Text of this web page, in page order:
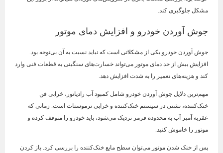
مشکل جلوگیری کند.
جوش آوردن خودرو و افزایش دمای موتور
جوش آوردن خودرو یکی از مشکلاتی است که نباید نسبت به آن بی‌توجه بود.
افزایش بیش از حد دمای موتور می‌تواند خسارت‌های سنگینی به قطعات فنی وارد
کند و هزینه‌های تعمیر را به شدت افزایش دهد.
مهم‌ترین دلایل جوش آوردن خودرو شامل کمبود آب رادیاتور، خرابی فن
خنک‌کننده، نشتی در سیستم خنک‌کننده و خرابی ترموستات است. زمانی که
عقربه آمپر آب به محدوده قرمز نزدیک می‌شود، باید خودرو را متوقف کرده و
موتور را خاموش کنید.
پس از خنک شدن موتور می‌توان سطح مایع خنک‌کننده را بررسی کرد. باز کردن